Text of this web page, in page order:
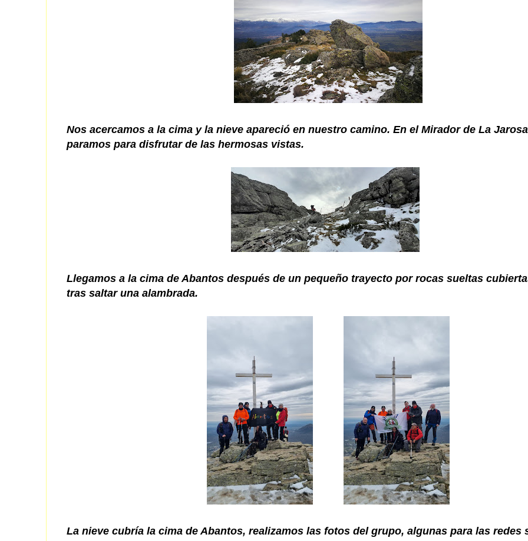
Nos acercamos a la cima y la nieve apareció en nuestro camino. En el Mirador de La
paramos para disfrutar de las hermosas vistas.
Llegamos a la cima de Abantos después de un pequeño trayecto por rocas sueltas
tras saltar una alambrada.
La nieve cubría la cima de Abantos, realizamos las fotos del grupo, algunas para las redes